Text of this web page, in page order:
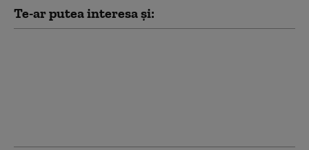
Te-ar putea interesa și: